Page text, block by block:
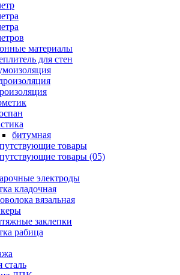
материалы
для стен
битумная
товары
товары (05)
электроды
кладочная
вязальная
заклепки
рабица
сталь